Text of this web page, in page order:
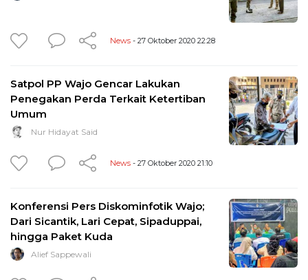
News - 27 Oktober 2020 22:28
Satpol PP Wajo Gencar Lakukan
Penegakan Perda Terkait Ketertiban
Umum
Nur Hidayat Said
News - 27 Oktober 2020 21:10
Konferensi Pers Diskominfotik Wajo;
Dari Sicantik, Lari Cepat, Sipaduppai,
hingga Paket Kuda
Alief Sappewali